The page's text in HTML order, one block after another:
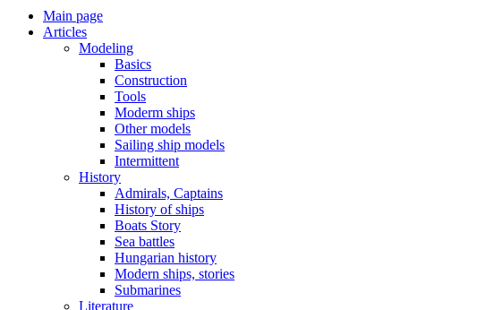
Main page
Articles
Modeling
Basics
Construction
Tools
Moderm ships
Other models
Sailing ship models
Intermittent
History
Admirals, Captains
History of ships
Boats Story
Sea battles
Hungarian history
Modern ships, stories
Submarines
Literature